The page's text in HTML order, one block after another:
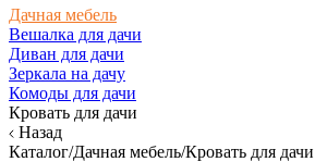
Дачная мебель
Вешалка для дачи
Диван для дачи
Зеркала на дачу
Комоды для дачи
Кровать для дачи
Назад
Каталог/Дачная мебель/Кровать для дачи